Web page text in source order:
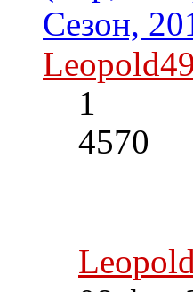
Сезон,
Leopold49
1
4570